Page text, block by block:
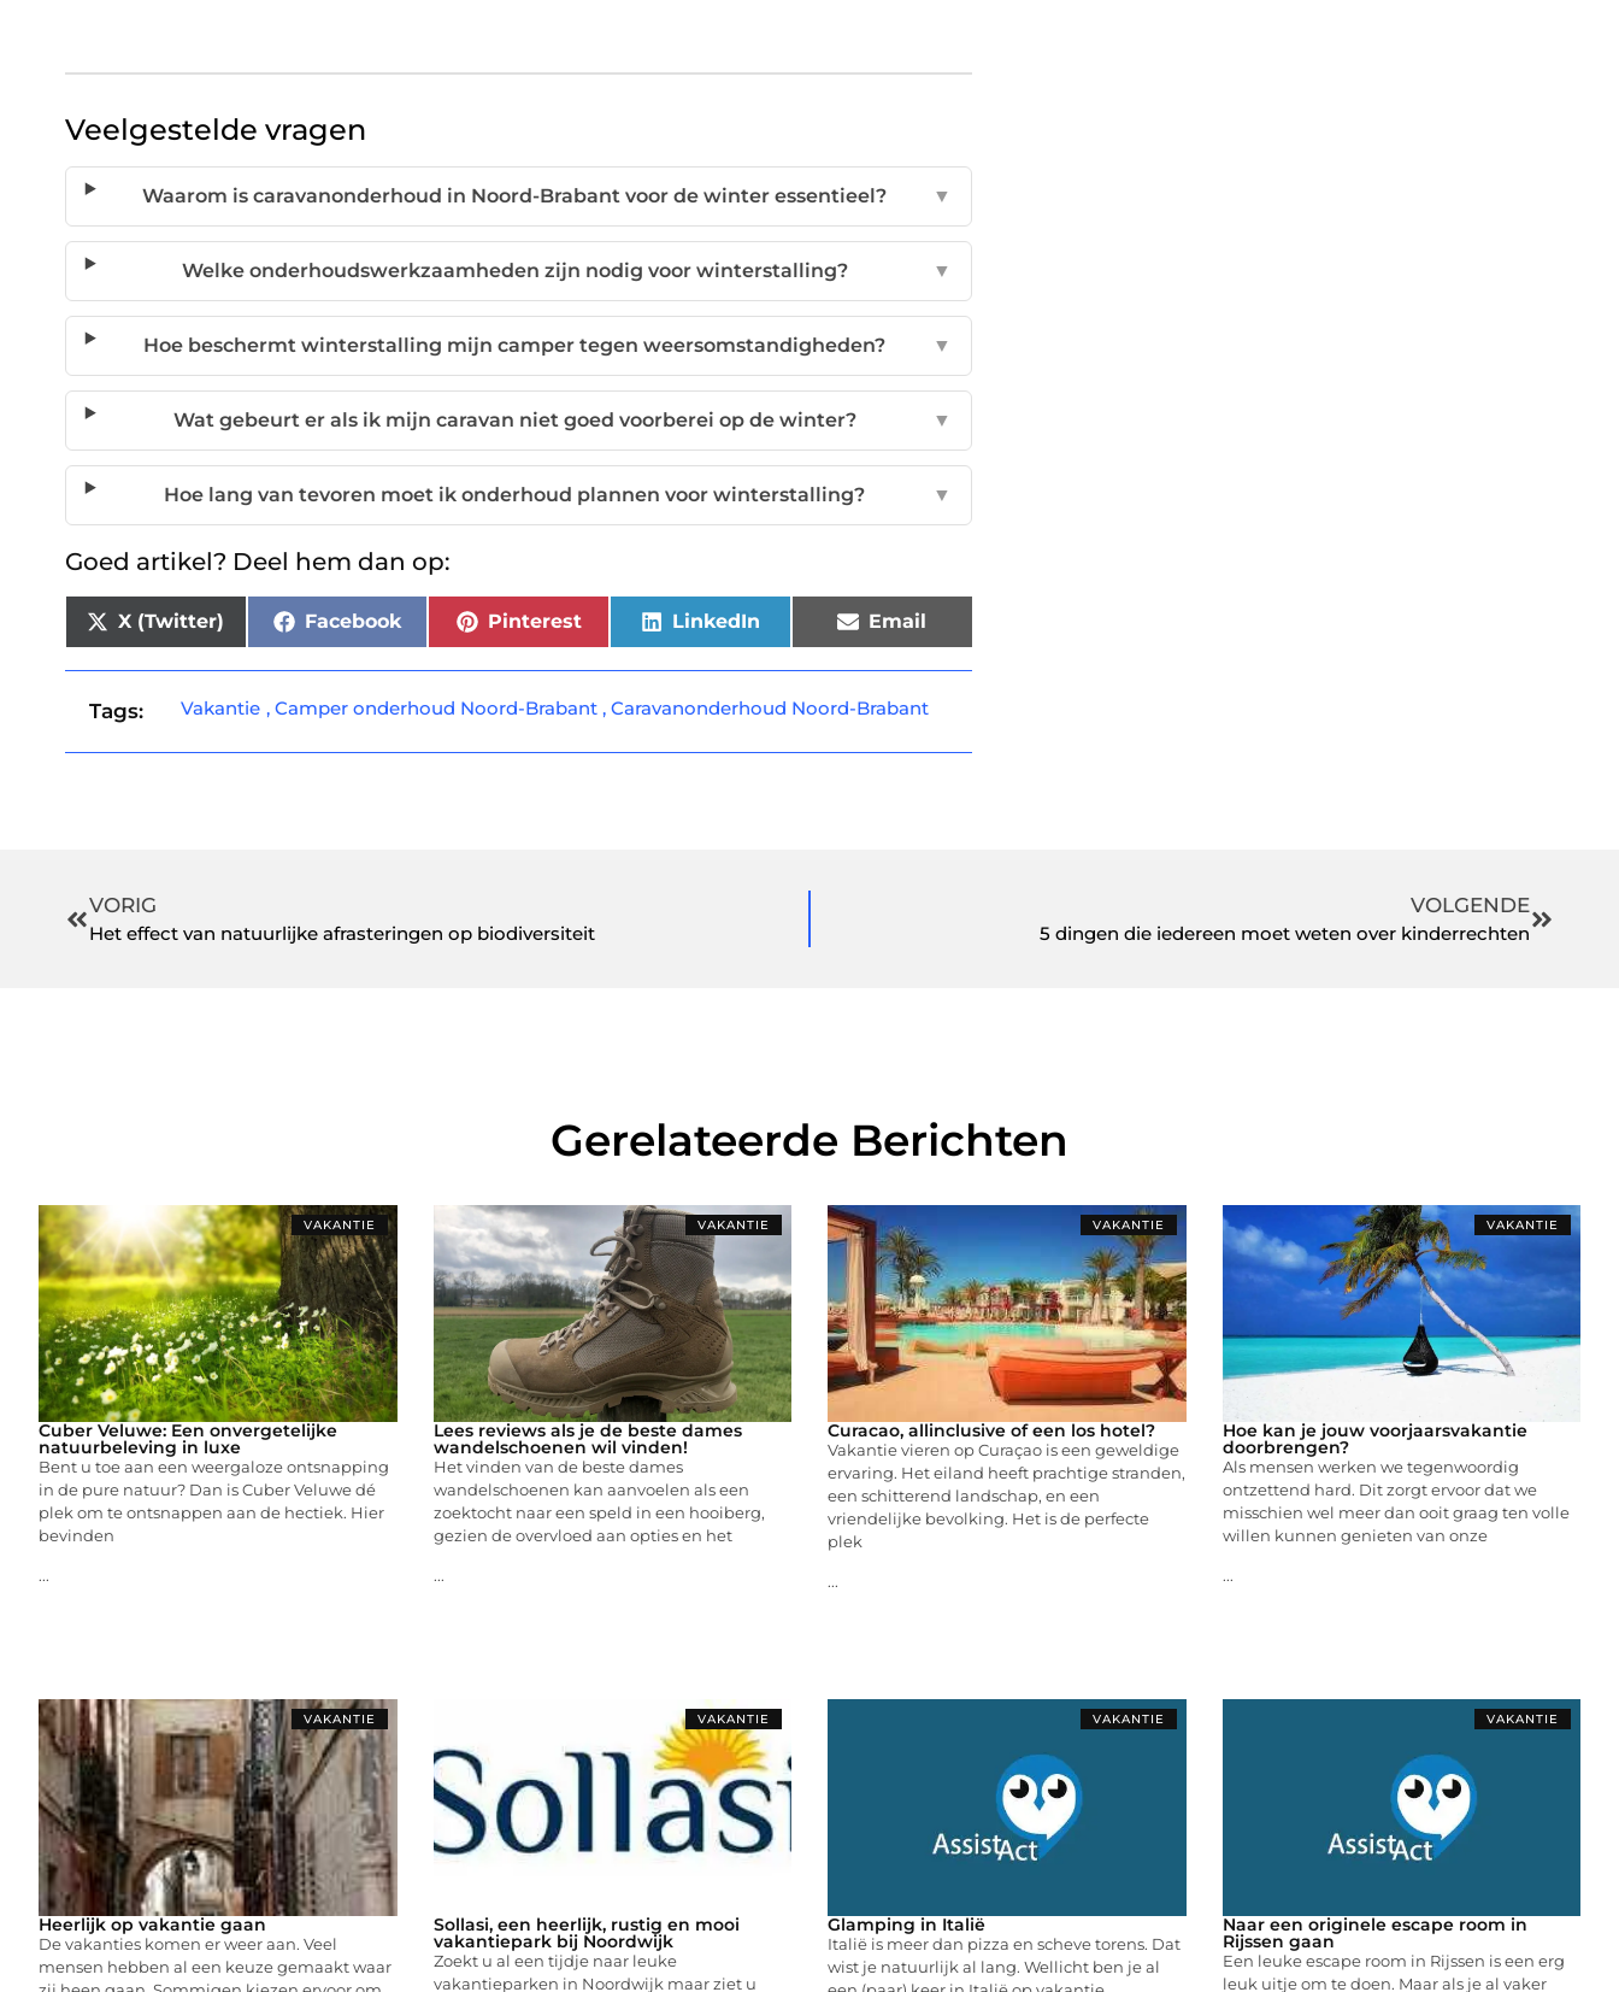
Veelgestelde vragen
Waarom is caravanonderhoud in Noord-Brabant voor de winter essentieel? ▼
Welke onderhoudswerkzaamheden zijn nodig voor winterstalling? ▼
Hoe beschermt winterstalling mijn camper tegen weersomstandigheden? ▼
Wat gebeurt er als ik mijn caravan niet goed voorberei op de winter? ▼
Hoe lang van tevoren moet ik onderhoud plannen voor winterstalling? ▼
Goed artikel? Deel hem dan op:
X (Twitter) Facebook Pinterest LinkedIn Email
Tags: Vakantie ,Camper onderhoud Noord-Brabant ,Caravanonderhoud Noord-Brabant
VORIG
Het effect van natuurlijke afrasteringen op biodiversiteit
VOLGENDE
5 dingen die iedereen moet weten over kinderrechten
Gerelateerde Berichten
VAKANTIE
Cuber Veluwe: Een onvergetelijke
natuurbeleving in luxe
Bent u toe aan een weergaloze ontsnapping
in de pure natuur? Dan is Cuber Veluwe dé
plek om te ontsnappen aan de hectiek. Hier
bevinden
...
VAKANTIE
Lees reviews als je de beste dames
wandelschoenen wil vinden!
Het vinden van de beste dames
wandelschoenen kan aanvoelen als een
zoektocht naar een speld in een hooiberg,
gezien de overvloed aan opties en het
...
VAKANTIE
Curacao, allinclusive of een los hotel?
Vakantie vieren op Curaçao is een geweldige
ervaring. Het eiland heeft prachtige stranden,
een schitterend landschap, en een
vriendelijke bevolking. Het is de perfecte
plek
...
VAKANTIE
Hoe kan je jouw voorjaarsvakantie
doorbrengen?
Als mensen werken we tegenwoordig
ontzettend hard. Dit zorgt ervoor dat we
misschien wel meer dan ooit graag ten volle
willen kunnen genieten van onze
...
VAKANTIE
Heerlijk op vakantie gaan
De vakanties komen er weer aan. Veel
mensen hebben al een keuze gemaakt waar
VAKANTIE
Sollasi, een heerlijk, rustig en mooi
vakantiepark bij Noordwijk
Zoekt u al een tijdje naar leuke
vakantieparken in Noordwijk maar ziet u
VAKANTIE
Glamping in Italië
Italië is meer dan pizza en scheve torens. Dat
wist je natuurlijk al lang. Wellicht ben je al
VAKANTIE
Naar een originele escape room in
Rijssen gaan
Een leuke escape room in Rijssen is een erg
leuk uitje om te doen. Maar als je al vaker